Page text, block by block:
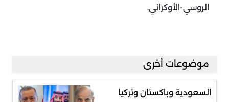
الروسي-الأوكراني.
موضوعات أخرى
السعودية وباكستان وتركيا